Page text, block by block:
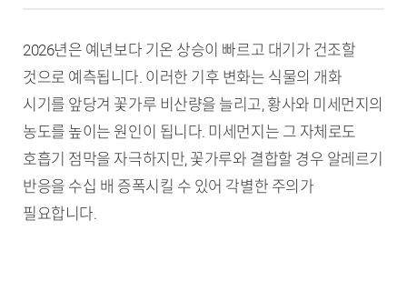
2026년은 예년보다 기온 상승이 빠르고 대기가 건조할
것으로 예측됩니다. 이러한 기후 변화는 식물의 개화
시기를 앞당겨 꽃가루 비산량을 늘리고, 황사와 미세먼지의
농도를 높이는 원인이 됩니다. 미세먼지는 그 자체로도
호흡기 점막을 자극하지만, 꽃가루와 결합할 경우 알레르기
반응을 수십 배 증폭시킬 수 있어 각별한 주의가
필요합니다.